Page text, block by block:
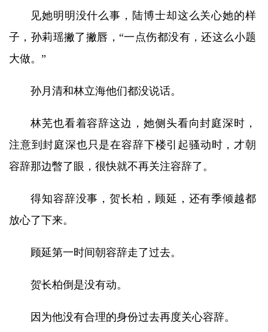
见她明明没什么事，陆博士却这么关心她的样
子，孙莉瑶撇了撇唇，“一点伤都没有，还这么小题
大做。”
孙月清和林立海他们都没说话。
林芜也看着容辞这边，她侧头看向封庭深时，
注意到封庭深也只是在容辞下楼引起骚动时，才朝
容辞那边暼了眼，很快就不再关注容辞了。
得知容辞没事，贺长柏，顾延，还有季倾越都
放心了下来。
顾延第一时间朝容辞走了过去。
贺长柏倒是没有动。
因为他没有合理的身份过去再度关心容辞。